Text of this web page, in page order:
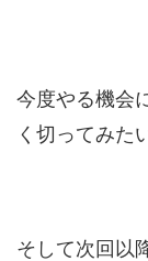
今度やる機会
く切ってみた
そして次回以